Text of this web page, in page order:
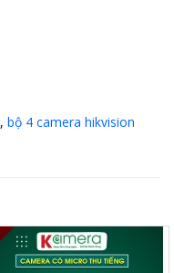
, bộ 4 camera hikvision